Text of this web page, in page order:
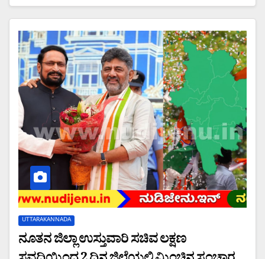
UTTARAKANNADA
ನೂತನ ಜಿಲ್ಲಾ ಉಸ್ತುವಾರಿ ಸಚಿವ ಲಕ್ಷಣ